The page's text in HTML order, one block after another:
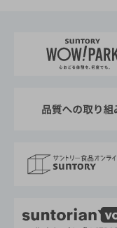
地域情報
サントリーサン
サントリーが考
企業概要
採用情報